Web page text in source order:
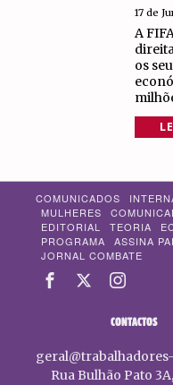
17 de
A
os
COMUNICADOS
MULHERES
EDITORIAL
TEORIA
PROGRAMA
ASSINA
JORNAL COMBATE
CONTACTOS
Rua Bulhão Pato